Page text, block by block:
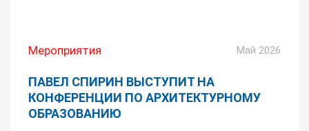
Мероприятия Май 2026
ПАВЕЛ СПИРИН ВЫСТУПИТ НА
КОНФЕРЕНЦИИ ПО АРХИТЕКТУРНОМУ
ОБРАЗОВАНИЮ